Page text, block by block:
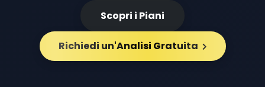
Scopri i Piani
Richiedi un'Analisi Gratuita